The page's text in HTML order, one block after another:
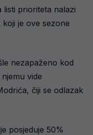
listi prioriteta nalazi
je ove sezone
nezapaženo kod
vide
čiji se odlazak
posjeduje 50%